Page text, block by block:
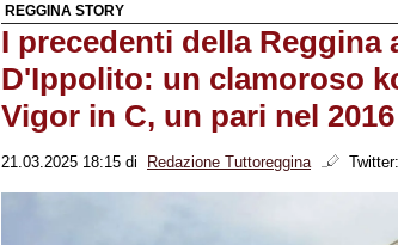
REGGINA STORY
I precedenti della Reggina
D'Ippolito: un clamoroso
Vigor in C, un pari nel
21.03.2025 18:15 di Redazione Tuttoreggina Twitter: